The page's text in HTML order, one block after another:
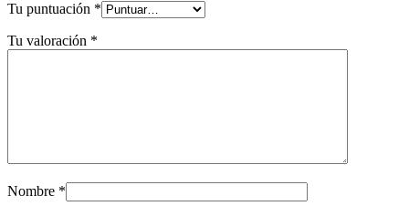
Tu puntuación *
Tu valoración *
Nombre *